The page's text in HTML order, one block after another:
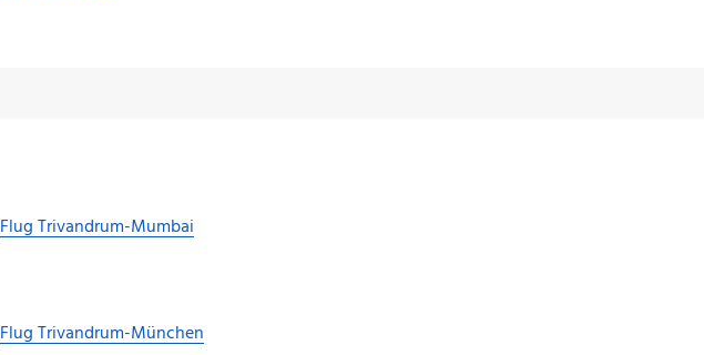
Flug Trivandrum-Mumbai
Flug Trivandrum-München